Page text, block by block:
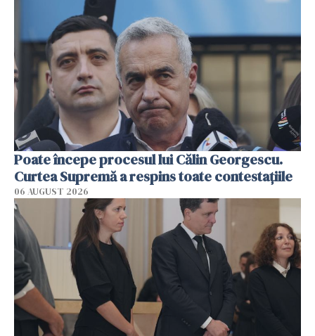
Poate începe procesul lui Călin Georgescu.
Curtea Supremă a respins toate contestațiile
06 AUGUST 2026